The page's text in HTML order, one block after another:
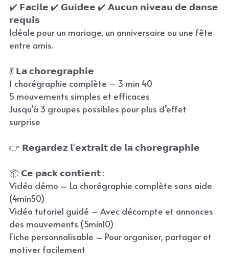
✔️ 𝗙𝗮𝗰𝗶𝗹𝗲 ✔️ 𝗚𝘂𝗶𝗱𝗲𝗲 ✔️ 𝗔𝘂𝗰𝘂𝗻 𝗻𝗶𝘃𝗲𝗮𝘂 𝗱𝗲 𝗱𝗮𝗻𝘀𝗲
𝗿𝗲𝗾𝘂𝗶𝘀
Idéale pour un mariage, un anniversaire ou une fête
entre amis.
💃 𝗟𝗮 𝗰𝗵𝗼𝗿𝗲𝗴𝗿𝗮𝗽𝗵𝗶𝗲
1 chorégraphie complète – 3 min 40
5 mouvements simples et efficaces
Jusqu’à 3 groupes possibles pour plus d’effet
surprise
👉 𝗥𝗲𝗴𝗮𝗿𝗱𝗲𝘇 𝗹'𝗲𝘅𝘁𝗿𝗮𝗶𝘁 𝗱𝗲 𝗹𝗮 𝗰𝗵𝗼𝗿𝗲𝗴𝗿𝗮𝗽𝗵𝗶𝗲
📦 𝗖𝗲 𝗽𝗮𝗰𝗸 𝗰𝗼𝗻𝘁𝗶𝗲𝗻𝘁 :
Vidéo démo – La chorégraphie complète sans aide
(4min50)
Vidéo tutoriel guidé – Avec décompte et annonces
des mouvements (5min10)
Fiche personnalisable – Pour organiser, partager et
motiver facilement